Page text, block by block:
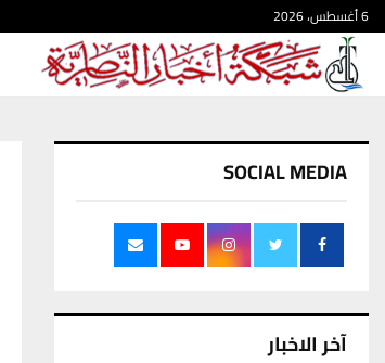
6 أغسطس، 2026
SOCIAL MEDIA
آخر الاخبار